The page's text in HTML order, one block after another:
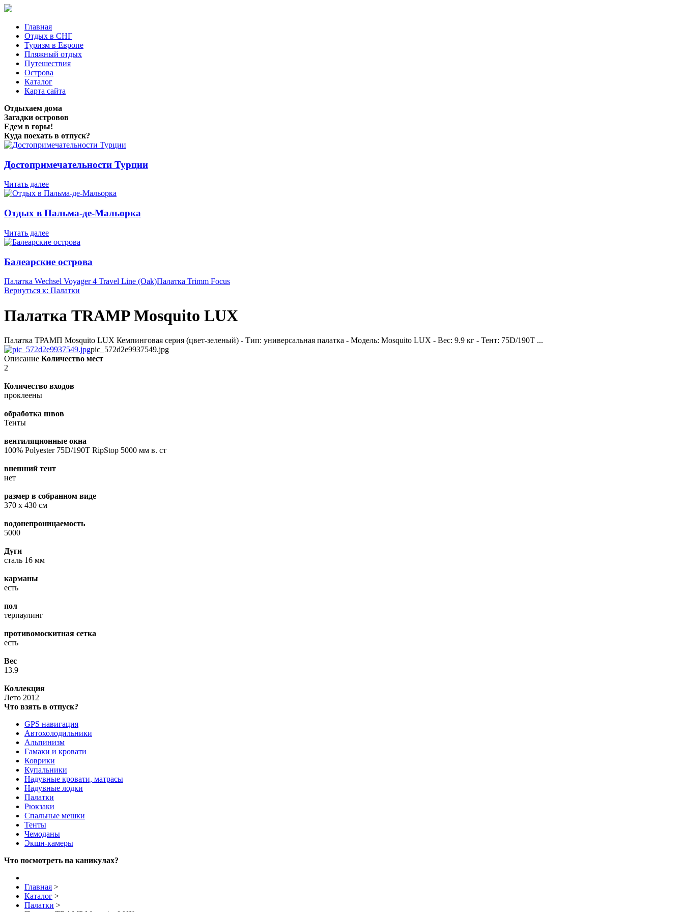
Главная
Отдых в СНГ
Туризм в Европе
Пляжный отдых
Путешествия
Острова
Каталог
Карта сайта
Отдыхаем дома
Загадки островов
Едем в горы!
Куда поехать в отпуск?
Достопримечательности Турции
Читать далее
Отдых в Пальма-де-Мальорка
Читать далее
Балеарские острова
Палатка Wechsel Voyager 4 Travel Line (Oak)Палатка Trimm Focus
Вернуться к: Палатки
Палатка TRAMP Mosquito LUX
Палатка ТРАМП Mosquito LUX Кемпинговая серия (цвет-зеленый) - Тип: универсальная палатка - Модель: Mosquito LUX - Вес: 9.9 кг - Тент: 75D/190T ...
pic_572d2e9937549.jpg
Описание Количество мест
2
Количество входов
проклеены
обработка швов
Тенты
вентиляционные окна
100% Polyester 75D/190T RipStop 5000 мм в. ст
внешний тент
нет
размер в собранном виде
370 х 430 см
водонепроницаемость
5000
Дуги
сталь 16 мм
карманы
есть
пол
терпаулинг
противомоскитная сетка
есть
Вес
13.9
Коллекция
Лето 2012
Что взять в отпуск?
GPS навигация
Автохолодильники
Альпинизм
Гамаки и кровати
Коврики
Купальники
Надувные кровати, матрасы
Надувные лодки
Палатки
Рюкзаки
Спальные мешки
Тенты
Чемоданы
Экшн-камеры
Что посмотреть на каникулах?
Главная >
Каталог >
Палатки >